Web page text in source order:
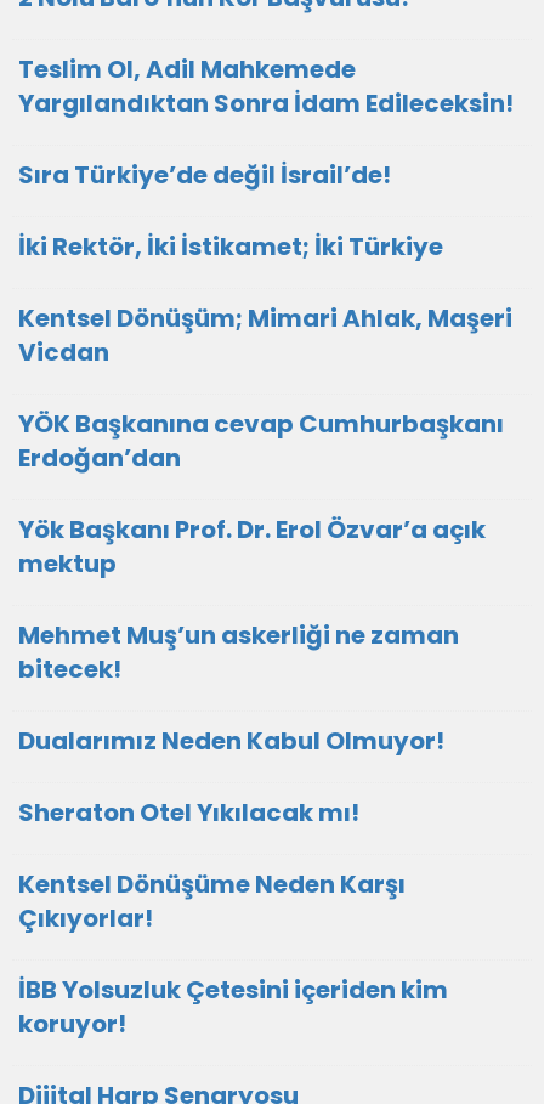
Teslim Ol, Adil Mahkemede
Yargılandıktan Sonra İdam Edileceksin!
Sıra Türkiye’de değil İsrail’de!
İki Rektör, İki İstikamet; İki Türkiye
Kentsel Dönüşüm; Mimari Ahlak, Maşeri
Vicdan
YÖK Başkanına cevap Cumhurbaşkanı
Erdoğan’dan
Yök Başkanı Prof. Dr. Erol Özvar’a açık
mektup
Mehmet Muş’un askerliği ne zaman
bitecek!
Dualarımız Neden Kabul Olmuyor!
Sheraton Otel Yıkılacak mı!
Kentsel Dönüşüme Neden Karşı
Çıkıyorlar!
İBB Yolsuzluk Çetesini içeriden kim
koruyor!
Dijital Harp Senaryosu